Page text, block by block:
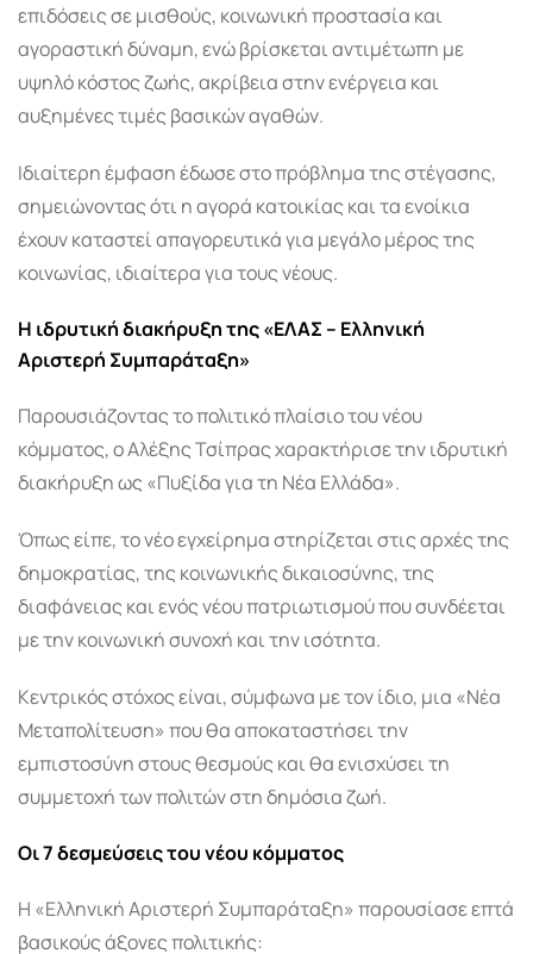
επιδόσεις σε μισθούς, κοινωνική προστασία και
αγοραστική δύναμη, ενώ βρίσκεται αντιμέτωπη με
υψηλό κόστος ζωής, ακρίβεια στην ενέργεια και
αυξημένες τιμές βασικών αγαθών.
Ιδιαίτερη έμφαση έδωσε στο πρόβλημα της στέγασης,
σημειώνοντας ότι η αγορά κατοικίας και τα ενοίκια
έχουν καταστεί απαγορευτικά για μεγάλο μέρος της
κοινωνίας, ιδιαίτερα για τους νέους.
Η ιδρυτική διακήρυξη της «ΕΛΑΣ – Ελληνική
Αριστερή Συμπαράταξη»
Παρουσιάζοντας το πολιτικό πλαίσιο του νέου
κόμματος, ο Αλέξης Τσίπρας χαρακτήρισε την ιδρυτική
διακήρυξη ως «Πυξίδα για τη Νέα Ελλάδα».
Όπως είπε, το νέο εγχείρημα στηρίζεται στις αρχές της
δημοκρατίας, της κοινωνικής δικαιοσύνης, της
διαφάνειας και ενός νέου πατριωτισμού που συνδέεται
με την κοινωνική συνοχή και την ισότητα.
Κεντρικός στόχος είναι, σύμφωνα με τον ίδιο, μια «Νέα
Μεταπολίτευση» που θα αποκαταστήσει την
εμπιστοσύνη στους θεσμούς και θα ενισχύσει τη
συμμετοχή των πολιτών στη δημόσια ζωή.
Οι 7 δεσμεύσεις του νέου κόμματος
Η «Ελληνική Αριστερή Συμπαράταξη» παρουσίασε επτά
βασικούς άξονες πολιτικής: